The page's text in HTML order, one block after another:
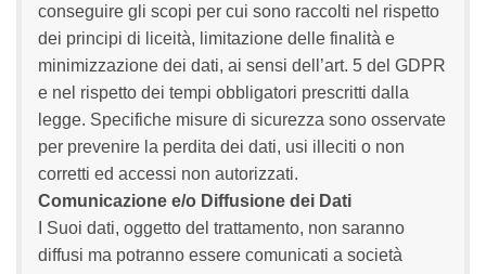
conseguire gli scopi per cui sono raccolti nel rispetto
dei principi di liceità, limitazione delle finalità e
minimizzazione dei dati, ai sensi dell’art. 5 del GDPR
e nel rispetto dei tempi obbligatori prescritti dalla
legge. Specifiche misure di sicurezza sono osservate
per prevenire la perdita dei dati, usi illeciti o non
corretti ed accessi non autorizzati.
Comunicazione e/o Diffusione dei Dati
I Suoi dati, oggetto del trattamento, non saranno
diffusi ma potranno essere comunicati a società